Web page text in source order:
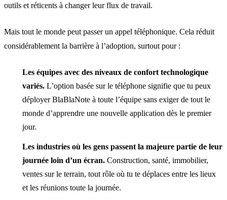
outils et réticents à changer leur flux de travail.
Mais tout le monde peut passer un appel téléphonique. Cela réduit
considérablement la barrière à l’adoption, surtout pour :
Les équipes avec des niveaux de confort technologique
variés. L’option basée sur le téléphone signifie que tu peux
déployer BlaBlaNote à toute l’équipe sans exiger de tout le
monde d’apprendre une nouvelle application dès le premier
jour.
Les industries où les gens passent la majeure partie de leur
journée loin d’un écran. Construction, santé, immobilier,
ventes sur le terrain, tout rôle où tu te déplaces entre les lieux
et les réunions toute la journée.